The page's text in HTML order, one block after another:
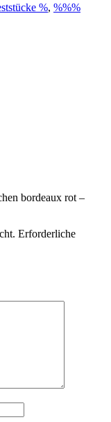
%, %%%
bordeaux rot –
Erforderliche